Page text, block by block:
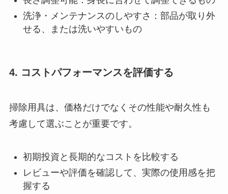
洗浄・メンテナンスのしやすさ：部品が取り外
せる、または洗いやすいもの
4. コストパフォーマンスを評価する
掃除用具は、価格だけでなくその性能や耐久性も
考慮して選ぶことが重要です。
初期投資と長期的なコストを比較する
レビューや評価を確認して、実際の使用感を把
握する